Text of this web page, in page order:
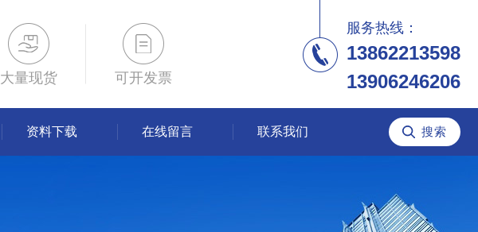
大量现货 可开发票
服务热线：
13862213598
13906246206
资料下载 在线留言 联系我们